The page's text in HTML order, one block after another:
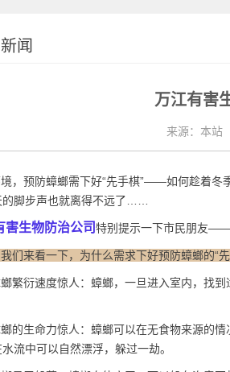
闻
万江有害
来源：本站
，预防蟑螂需下好“先手棋”——如何趁着冬
的脚步声也就离得不远了……
害生物防治公司特别提示一下市民朋友——
们来看一下，为什么需求下好预防蟑螂的“
繁衍速度惊人：蟑螂，一旦进入室内，找
的生命力惊人：蟑螂可以在无食物来源的
流中可以自然漂浮，躲过一劫。